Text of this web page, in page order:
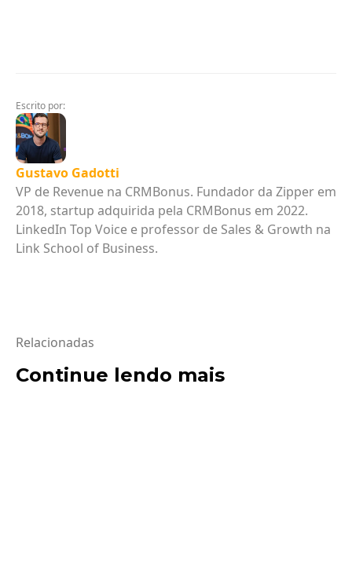
Escrito por:
Gustavo Gadotti
VP de Revenue na CRMBonus. Fundador da Zipper em
2018, startup adquirida pela CRMBonus em 2022.
LinkedIn Top Voice e professor de Sales & Growth na
Link School of Business.
Relacionadas
Continue lendo mais